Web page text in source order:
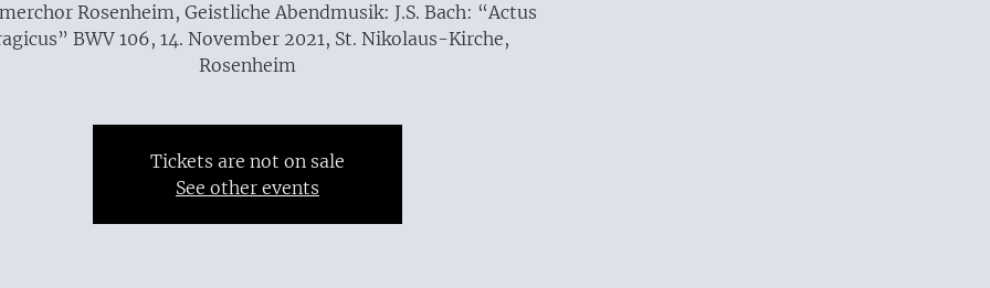
Rosenheim, Geistliche Abendmusik: J.S. Bach: “Actus
BWV 106, 14. November 2021, St. Nikolaus-Kirche,
Rosenheim
Tickets are not on sale
See other events